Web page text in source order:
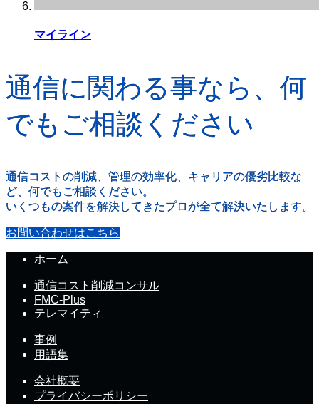
マイライン
通信に関わる事なら、何
でもご相談ください
通信コストの削減、管理の効率化、キャリアの優劣比較な
ど、何でもご相談ください。
いくつもの案件を解決してきたプロが全て解決いたします。
お問い合わせはこちら
ホーム
通信コスト削減コンサル
FMC-Plus
テレマイティ
事例
用語集
会社概要
プライバシーポリシー